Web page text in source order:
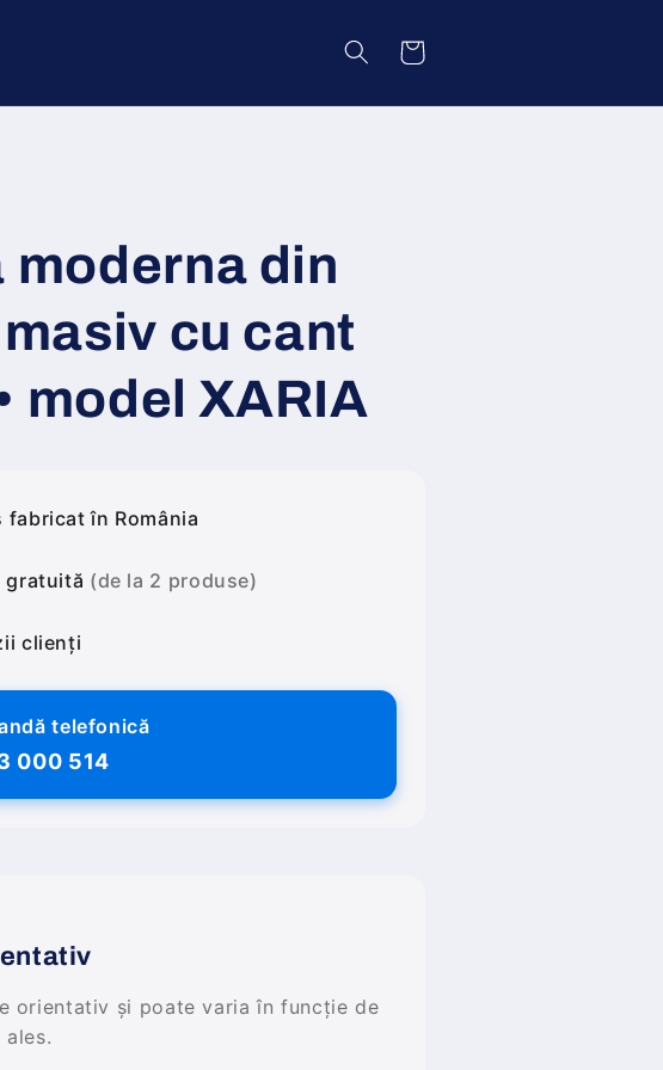
Coș
moderna din
cu cant
model XARIA
fabricat în România
gratuită (de la 2 produse)
clienți
telefonică
000 514
orientativ și poate varia în funcție de
ales.